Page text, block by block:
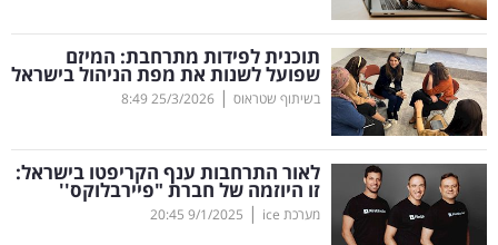
שיווק
ופרסום
משפט
מדדים
ומחקרים
תוכנית לפידות מתרחבת: המיזם
שפועל לשנות את מפת הניהול בישראל
בשיתוף שטראוס |
25/3/2026
8:49
לאור התרחבות ענף הקריפטו בישראל:
זו היוזמה של חברת "פיירבלוקס''
מערכת ice |
9/1/2025
20:45